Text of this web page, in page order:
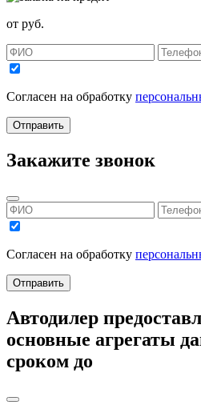
от руб.
Согласен на обработку
Отправить
Закажите звонок
Согласен на обработку
Отправить
Автодилер
основные агрегаты
сроком до